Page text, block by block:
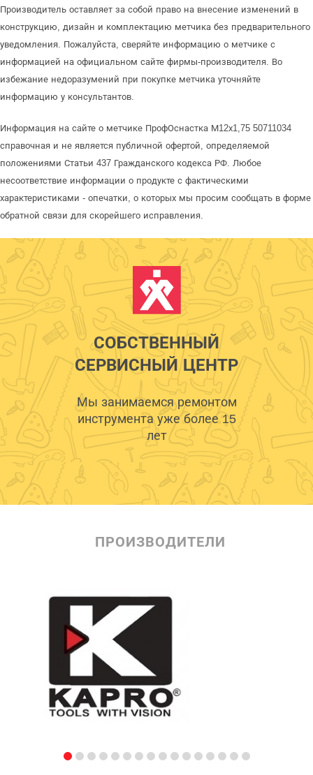
Производитель оставляет за собой право на внесение изменений в
конструкцию, дизайн и комплектацию метчика без предварительного
уведомления. Пожалуйста, сверяйте информацию о метчике с
информацией на официальном сайте фирмы-производителя. Во
избежание недоразумений при покупке метчика уточняйте
информацию у консультантов.
Информация на сайте о метчике ПрофОснастка М12х1,75 50711034
справочная и не является публичной офертой, определяемой
положениями Статьи 437 Гражданского кодекса РФ. Любое
несоответствие информации о продукте с фактическими
характеристиками - опечатки, о которых мы просим сообщать в форме
обратной связи для скорейшего исправления.
СОБСТВЕННЫЙ
СЕРВИСНЫЙ ЦЕНТР
Мы занимаемся ремонтом
инструмента уже более 15
лет
ПРОИЗВОДИТЕЛИ